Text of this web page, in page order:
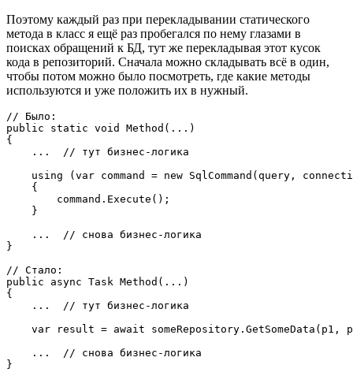
Поэтому каждый раз при перекладывании статического
метода в класс я ещё раз пробегался по нему глазами в
поисках обращений к БД, тут же перекладывая этот кусок
кода в репозиторий. Сначала можно складывать всё в один,
чтобы потом можно было посмотреть, где какие методы
используются и уже положить их в нужный.
// Было:
public static void Method(...)
{
    ...  // тут бизнес-логика
using (var command = new SqlCommand(query,
    {
        command.Execute();
    }
    ...  // снова бизнес-логика
}
// Стало:
public async Task Method(...)
{
    ...  // тут бизнес-логика
var result = await someRepository.GetSomeData(p1,
    ...  // снова бизнес-логика
}